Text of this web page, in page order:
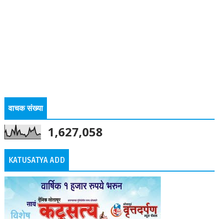
वाचक संख्या
1,627,058
KATUSATYA ADD